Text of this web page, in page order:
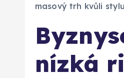
masový trh kvůli
nízká